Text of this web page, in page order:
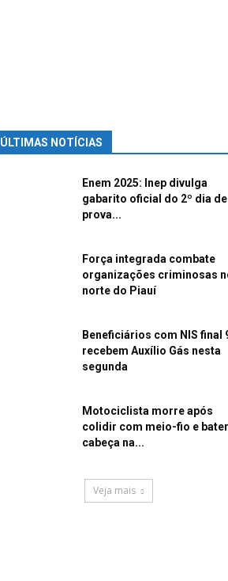
ÚLTIMAS NOTÍCIAS
Enem 2025: Inep divulga
gabarito oficial do 2º dia de
prova...
Força integrada combate
organizações criminosas
norte do Piauí
Beneficiários com NIS final
recebem Auxílio Gás nesta
segunda
Motociclista morre após
colidir com meio-fio e
cabeça na...
Veja mais